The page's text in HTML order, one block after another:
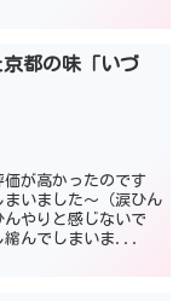
都の味「いづ
が高かったのです
いました～（涙ひん
やりと感じないで
縮んでしまいま...